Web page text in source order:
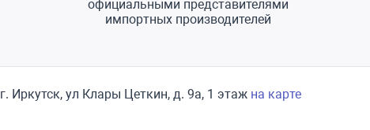
официальными представителями
импортных производителей
г. Иркутск, ул Клары Цеткин, д. 9а, 1 этаж на карте